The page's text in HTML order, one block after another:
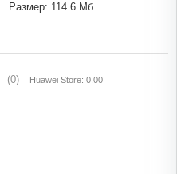
Размер: 114.6 Мб
(0) Huawei Store: 0.00